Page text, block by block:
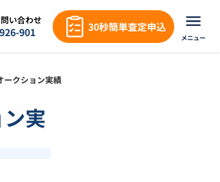
い合わせ
901 30秒簡単査定申込
メニュー
クション実績
実